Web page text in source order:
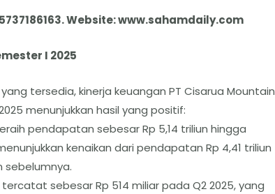
Website: www.sahamdaily.com
I 2025
tersedia, kinerja keuangan PT Cisarua Mountain
menunjukkan hasil yang positif:
pendapatan sebesar Rp 5,14 triliun hingga
kenaikan dari pendapatan Rp 4,41 triliun
sebesar Rp 514 miliar pada Q2 2025, yang